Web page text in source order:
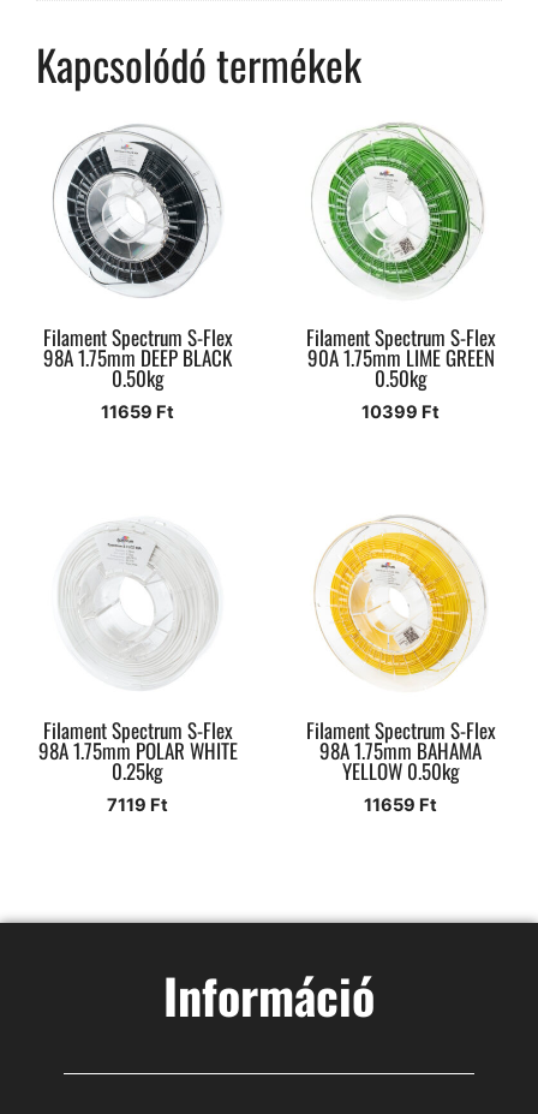
Kapcsolódó termékek
Filament Spectrum S-Flex
98A 1.75mm DEEP BLACK
0.50kg
11659 Ft
Filament Spectrum S-Flex
90A 1.75mm LIME GREEN
0.50kg
10399 Ft
Filament Spectrum S-Flex
98A 1.75mm POLAR WHITE
0.25kg
7119 Ft
Filament Spectrum S-Flex
98A 1.75mm BAHAMA
YELLOW 0.50kg
11659 Ft
Információ